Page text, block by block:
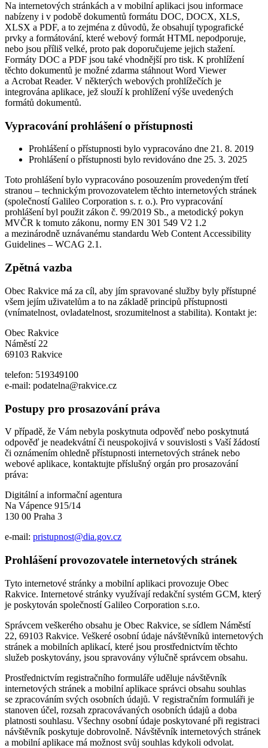
Na internetových stránkách a v mobilní aplikaci jsou informace
nabízeny i v podobě dokumentů formátu DOC, DOCX, XLS,
XLSX a PDF, a to zejména z důvodů, že obsahují typografické
prvky a formátování, které webový formát HTML nepodporuje,
nebo jsou příliš velké, proto pak doporučujeme jejich stažení.
Formáty DOC a PDF jsou také vhodnější pro tisk. K prohlížení
těchto dokumentů je možné zdarma stáhnout Word Viewer
a Acrobat Reader. V některých webových prohlížečích je
integrována aplikace, jež slouží k prohlížení výše uvedených
formátů dokumentů.
Vypracování prohlášení o přístupnosti
Prohlášení o přístupnosti bylo vypracováno dne 21. 8. 2019
Prohlášení o přístupnosti bylo revidováno dne 25. 3. 2025
Toto prohlášení bylo vypracováno posouzením provedeným třetí
stranou – technickým provozovatelem těchto internetových stránek
(společností Galileo Corporation s. r. o.). Pro vypracování
prohlášení byl použit zákon č. 99/2019 Sb., a metodický pokyn
MVČR k tomuto zákonu, normy EN 301 549 V2 1.2
a mezinárodně uznávanému standardu Web Content Accessibility
Guidelines – WCAG 2.1.
Zpětná vazba
Obec Rakvice má za cíl, aby jím spravované služby byly přístupné
všem jejím uživatelům a to na základě principů přístupnosti
(vnímatelnost, ovladatelnost, srozumitelnost a stabilita). Kontakt je:
Obec Rakvice
Náměstí 22
69103 Rakvice
telefon: 519349100
e-mail: podatelna@rakvice.cz
Postupy pro prosazování práva
V případě, že Vám nebyla poskytnuta odpověď nebo poskytnutá
odpověď je neadekvátní či neuspokojivá v souvislosti s Vaší žádostí
či oznámením ohledně přístupnosti internetových stránek nebo
webové aplikace, kontaktujte příslušný orgán pro prosazování
práva:
Digitální a informační agentura
Na Vápence 915/14
130 00 Praha 3
e-mail: pristupnost@dia.gov.cz
Prohlášení provozovatele internetových stránek
Tyto internetové stránky a mobilní aplikaci provozuje Obec
Rakvice. Internetové stránky využívají redakční systém GCM, který
je poskytován společností Galileo Corporation s.r.o.
Správcem veškerého obsahu je Obec Rakvice, se sídlem Náměstí
22, 69103 Rakvice. Veškeré osobní údaje návštěvníků internetových
stránek a mobilních aplikací, které jsou prostřednictvím těchto
služeb poskytovány, jsou spravovány výlučně správcem obsahu.
Prostřednictvím registračního formuláře uděluje návštěvník
internetových stránek a mobilní aplikace správci obsahu souhlas
se zpracováním svých osobních údajů. V registračním formuláři je
stanoven účel, rozsah zpracovávaných osobních údajů a doba
platnosti souhlasu. Všechny osobní údaje poskytované při registraci
návštěvník poskytuje dobrovolně. Návštěvník internetových stránek
a mobilní aplikace má možnost svůj souhlas kdykoli odvolat.